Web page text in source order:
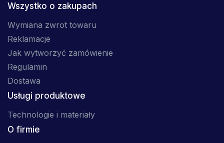
Wszystko o zakupach
Wymiana zwrot towaru
Reklamacje
Jak wytworzyć zamówienie
Regulamin
Dostawa
Usługi produktowe
Technologie i materiały
O firmie